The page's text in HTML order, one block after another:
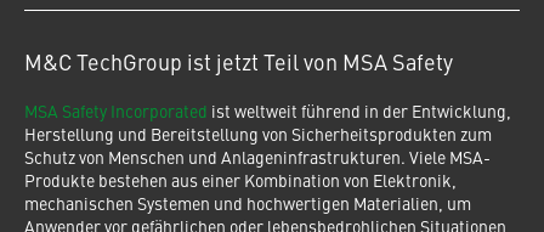
M&C TechGroup ist jetzt Teil von MSA Safety
MSA Safety Incorporated ist weltweit führend in der Entwicklung,
Herstellung und Bereitstellung von Sicherheitsprodukten zum
Schutz von Menschen und Anlageninfrastrukturen. Viele MSA-
Produkte bestehen aus einer Kombination von Elektronik,
mechanischen Systemen und hochwertigen Materialien, um
Anwender vor gefährlichen oder lebensbedrohlichen Situationen